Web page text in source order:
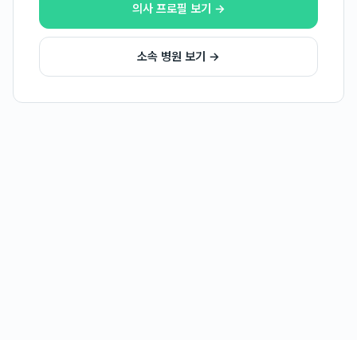
의사 프로필 보기 →
소속 병원 보기 →